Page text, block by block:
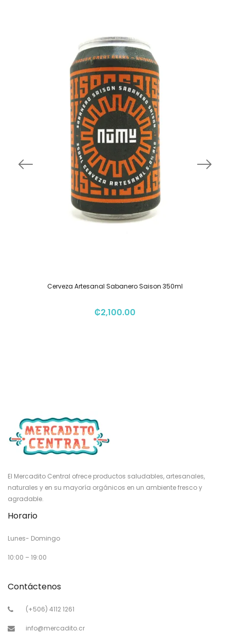
Cerveza Artesanal Sabanero Saison 350ml
₡2,100.00
El Mercadito Central ofrece productos saludables, artesanales,
naturales y en su mayoría orgánicos en un ambiente fresco y
agradable.
Horario
Lunes- Domingo
10:00 – 19:00
Contáctenos
(+506) 4112 1261
info@mercadito.cr